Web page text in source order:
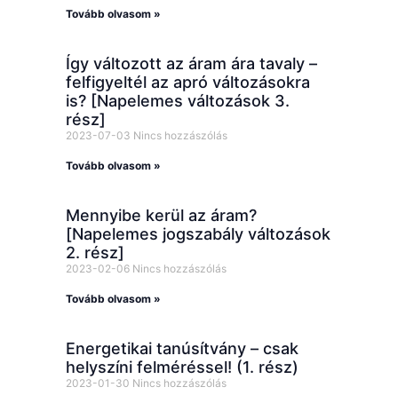
Tovább olvasom »
Így változott az áram ára tavaly –
felfigyeltél az apró változásokra
is? [Napelemes változások 3.
rész]
2023-07-03 Nincs hozzászólás
Tovább olvasom »
Mennyibe kerül az áram?
[Napelemes jogszabály változások
2. rész]
2023-02-06 Nincs hozzászólás
Tovább olvasom »
Energetikai tanúsítvány – csak
helyszíni felméréssel! (1. rész)
2023-01-30 Nincs hozzászólás